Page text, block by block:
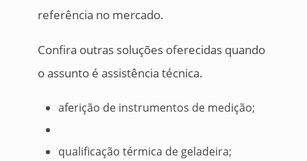
referência no mercado.
Confira outras soluções oferecidas quando
o assunto é assistência técnica.
aferição de instrumentos de medição;
qualificação térmica de geladeira;